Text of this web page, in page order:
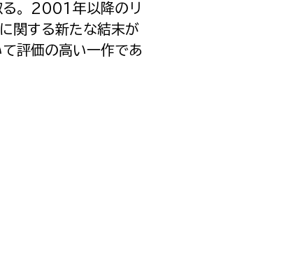
る。2001年以降のリ
関する新たな結末が
評価の高い一作であ